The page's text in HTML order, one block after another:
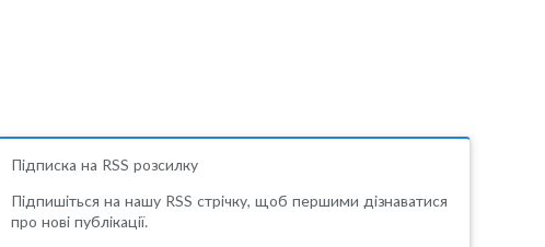
Підписка на RSS розсилку
Підпишіться на нашу RSS стрічку, щоб першими дізнаватися
про нові публікації.